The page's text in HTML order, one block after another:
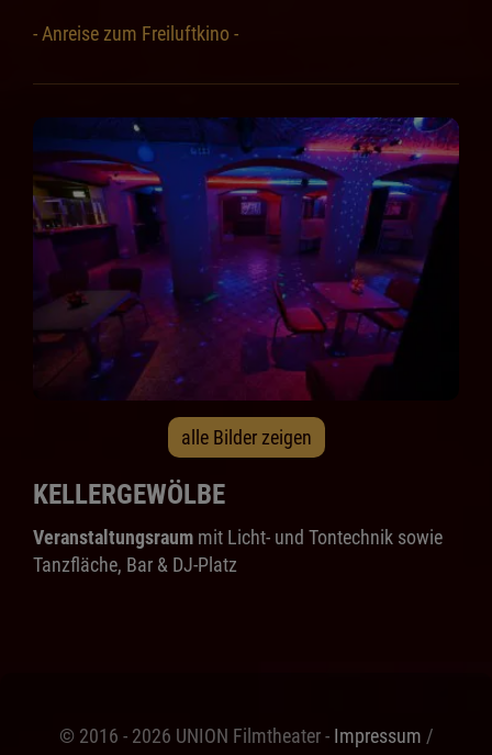
- Anreise zum Freiluftkino -
alle Bilder zeigen
KELLERGEWÖLBE
Veranstaltungsraum mit Licht- und Tontechnik sowie
Tanzfläche, Bar & DJ-Platz
© 2016 - 2026 UNION Filmtheater - Impressum /